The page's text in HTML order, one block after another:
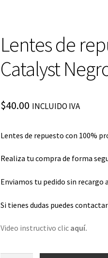
Lentes de
Catalyst
$40.00 INCLUIDO IVA
Lentes de repuesto con 100%
Realiza tu compra de forma
Enviamos tu pedido sin recargo
Si tienes dudas puedes
Video instructivo clic aquí.